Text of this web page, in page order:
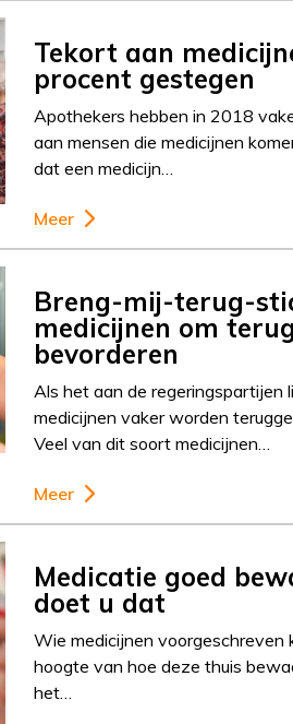
Tekort aan
procent gestegen
Apothekers hebben in 2018
aan mensen die medicijnen
dat een medicijn…
Meer
Breng-mij-terug-
medicijnen om
bevorderen
Als het aan de regeringspartijen
medicijnen vaker worden
Veel van dit soort medicijnen…
Meer
Medicatie goed
doet u dat
Wie medicijnen voorgeschreven
hoogte van hoe deze thuis
het…